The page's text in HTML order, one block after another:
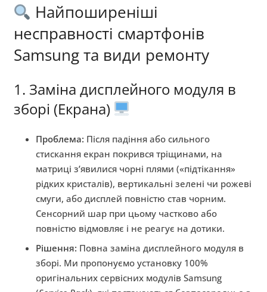
Найпоширеніші
несправності смартфонів
Samsung та види ремонту
1. Заміна дисплейного модуля в
зборі (Екрана)
Проблема: Після падіння або сильного
стискання екран покрився тріщинами, на
матриці з’явилися чорні плями («підтікання»
рідких кристалів), вертикальні зелені чи рожеві
смуги, або дисплей повністю став чорним.
Сенсорний шар при цьому частково або
повністю відмовляє і не реагує на дотики.
Рішення: Повна заміна дисплейного модуля в
зборі. Ми пропонуємо установку 100%
оригінальних сервісних модулів Samsung